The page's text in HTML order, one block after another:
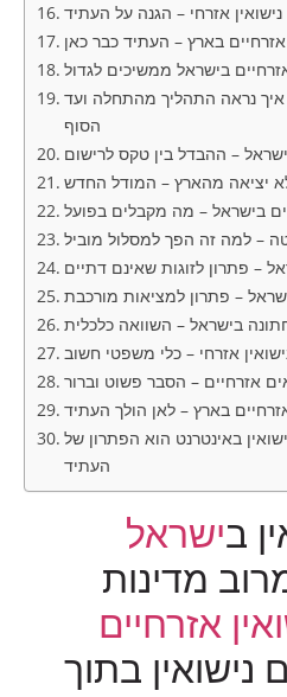
אזרחי – הגנה על העתיד
בארץ – העתיד כבר כאן
בישראל ממשיכים לגדול
נראה התהליך מהתחלה ועד
הסוף
– ההבדל בין טקס לרישום
יציאה מהארץ – המודל החדש
בישראל – מה מקבלים בפועל
– למה זה הפך למסלול מוביל
פתרון לזוגות שאינם דתיים
– פתרון למציאות מורכבת
בישראל – השוואה כלכלית
אזרחי – כלי משפטי חשוב
אזרחיים – הסבר פשוט וברור
בארץ – לאן הולך העתיד
באינטרנט הוא הפתרון של
העתיד
ב ישראל
מדינות
אזרחיים
בתוך